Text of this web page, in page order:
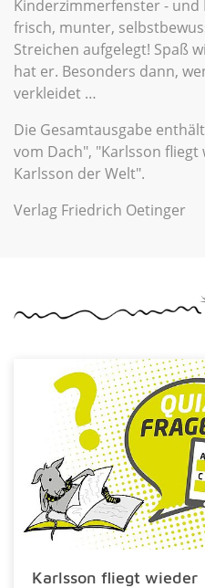
Kinderzimmerfenster - und
frisch, munter,
Streichen aufgelegt! Spaß
hat er. Besonders dann,
verkleidet …
Die Gesamtausgabe
vom Dach", "Karlsson
Karlsson der Welt".
Verlag Friedrich Oetinger
Karlsson fliegt wieder